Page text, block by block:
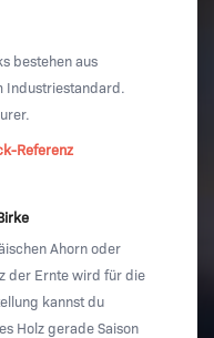
bestehen aus
Industriestandard.
Referenz
Ahorn oder
der Ernte wird für die
kannst du
Holz gerade Saison